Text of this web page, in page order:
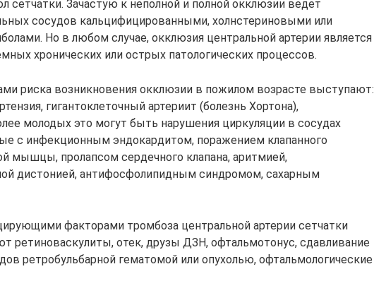
сетчатки. Зачастую к неполной и полной окклюзии ведет
сосудов кальцифицированными, холнстериновыми или
Но в любом случае, окклюзия центральной артерии является
хронических или острых патологических процессов.
риска возникновения окклюзии в пожилом возрасте выступают:
гигантоклеточный артериит (болезнь Хортона),
молодых это могут быть нарушения циркуляции в сосудах
с инфекционным эндокардитом, поражением клапанного
мышцы, пролапсом сердечного клапана, аритмией,
дистонией, антифосфолипидным синдромом, сахарным
факторами тромбоза центральной артерии сетчатки
ретиноваскулиты, отек, друзы ДЗН, офтальмотонус, сдавливание
ретробульбарной гематомой или опухолью, офтальмологические